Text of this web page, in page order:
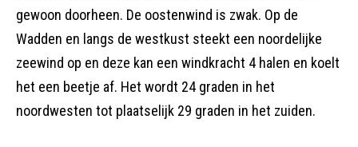
gewoon doorheen. De oostenwind is zwak. Op de
Wadden en langs de westkust steekt een noordelijke
zeewind op en deze kan een windkracht 4 halen en koelt
het een beetje af. Het wordt 24 graden in het
noordwesten tot plaatselijk 29 graden in het zuiden.